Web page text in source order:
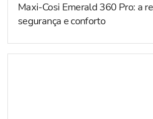
Maxi-Cosi Emerald 360 Pro: a
segurança e conforto